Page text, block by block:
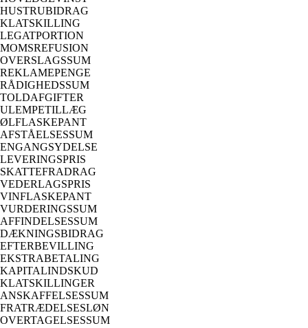
HUSTRUBIDRAG
KLATSKILLING
LEGATPORTION
MOMSREFUSION
OVERSLAGSSUM
REKLAMEPENGE
RÅDIGHEDSSUM
TOLDAFGIFTER
ULEMPETILLÆG
ØLFLASKEPANT
AFSTÅELSESSUM
ENGANGSYDELSE
LEVERINGSPRIS
SKATTEFRADRAG
VEDERLAGSPRIS
VINFLASKEPANT
VURDERINGSSUM
AFFINDELSESSUM
DÆKNINGSBIDRAG
EFTERBEVILLING
EKSTRABETALING
KAPITALINDSKUD
KLATSKILLINGER
ANSKAFFELSESSUM
FRATRÆDELSESLØN
OVERTAGELSESSUM